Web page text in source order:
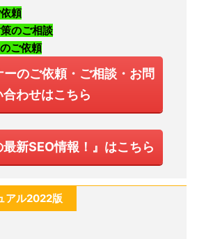
頼
のご相談
ご依頼
ーのご依頼・ご相談・お問
合わせはこちら
最新SEO情報！』はこちら
アル2022版